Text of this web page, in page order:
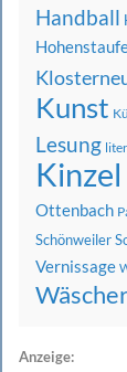
Handball
Kunst
Lesung
Ottenbach
Schönweiler
Vernissage
Anzeige: